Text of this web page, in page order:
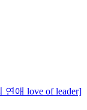
애 love of leader]